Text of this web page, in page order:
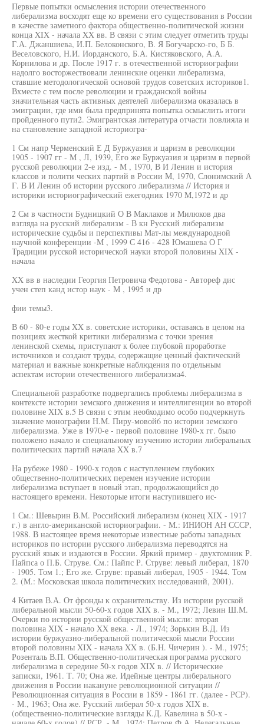
Первые попытки осмысления истории отечественного
либерализма восходят еще ко времени его существования в России
в качестве заметного фактора общественно-политической жизни
конца XIX - начала XX вв. В связи с этим следует отметить труды
Г.А. Джаншиева, И.П. Белоконского, В. Я Богучарско-го, Б Б.
Веселовского, Н.И. Иорданского, Б.А. Кистяковского, А.А.
Корнилова и др. После 1917 г. в отечественной историографии
надолго восторжествовали ленинские оценки либерализма,
ставшие методологической основой трудов советских историков1.
Вхместе с тем после революции и гражданской войны
значительная часть активных деятелей либерализма оказалась в
эмиграции, где ими была предпринята попытка осмыслить итоги
пройденного пути2. Эмигрантская литература отчасти повлияла и
на становление западной историогра-
1 См напр Черменский Е Д Буржуазия и царизм в революции
1905 - 1907 гг - М , Л, 1939, Его же Буржуазия и царизм в первой
русской революции 2-е изд. - М , 1970, В И Ленин и история
классов и полити ческих партий в России М, 1970, Слонимский А
Г. В И Ленин об истории русского либерализма // История и
историки историографический ежегодник 1970 М,1972 и др
2 См в частности Будницкий О В Маклаков и Милюков два
взгляда на русский либерализм - В кн Русский либерализм
исторические судьбы и перспективы Мат-лы международной
научной конференции -М , 1999 С 416 - 428 Юмашева О Г
Традиции русской исторической науки второй половины XIX -
начала
XX вв в наследии Георгия Петровича Федотова - Автореф дис
учен степ канд истор наук - М , 1995 и др
фии темы3.
В 60 - 80-е годы XX в. советские историки, оставаясь в целом на
позициях жесткой критики либерализма с точки зрения
ленинской схемы, приступают к более глубокой проработке
источников и создают труды, содержащие ценный фактический
материал и важные конкретные наблюдения по отдельным
аспектам истории отечественного либерализма4.
Специальной разработке подвергались проблемы либерализма в
контексте истории земского движения и интеллигенции во второй
половине XIX в.5 В связи с этим необходимо особо подчеркнуть
значение монографии Н.М. Пиру-мовой6 по истории земского
либерализма. Уже в 1970-е - первой половине 1980-х гг. было
положено начало и специальному изучению истории либеральных
политических партий начала XX в.7
На рубеже 1980 - 1990-х годов с наступлением глубоких
общественно-политических перемен изучение истории
либерализма вступает в новый этап, продолжающийся до
настоящего времени. Некоторые итоги наступившего ис-
1 См.: Шевырин В.М. Российский либерализм (конец XIX - 1917
г.) в англо-американской историографии. - М.: ИНИОН АН СССР,
1988. В настоящее время некоторые известные работы западных
историков по истории русского либерализма переводятся на
русский язык и издаются в России. Яркий пример - двухтомник Р.
Пайпса о П.Б. Струве. См.: Пайпс Р. Струве: левый либерал, 1870
- 1905. Том 1.; Его же. Струве: правый либерал, 1905 - 1944. Том
2. (М.: Московская школа политических исследований, 2001).
4 Китаев В.А. От фронды к охранительству. Из истории русской
либеральной мысли 50-60-х годов XIX в. - М., 1972; Левин Ш.М.
Очерки по истории русской общественной мысли: вторая
половина XIX - начало XX века. - Л., 1974; Зорькин В.Д. Из
истории буржуазно-либеральной политической мысли России
второй половины XIX - начала XX в. (Б.Н. Чичерин ). - М., 1975;
Розенталь В.П. Общественно-политическая программа русского
либерализма в середине 50-х годов XIX в. // Исторические
записки, 1961. Т. 70; Она же. Идейные центры либерального
движения в России накануне революционной ситуации //
Революционная ситуация в России в 1859 - 1861 гг. (далее - РСР).
- М., 1963; Она же. Русский либерал 50-х годов XIX в.
(общественно-политические взгляды К.Д. Кавелина в 50-х -